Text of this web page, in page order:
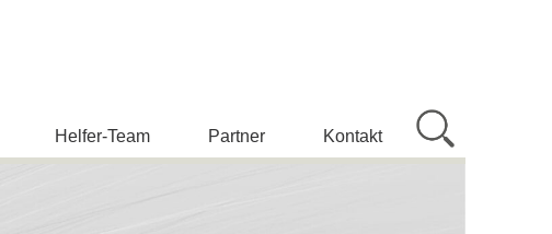
Helfer-Team Partner Kontakt